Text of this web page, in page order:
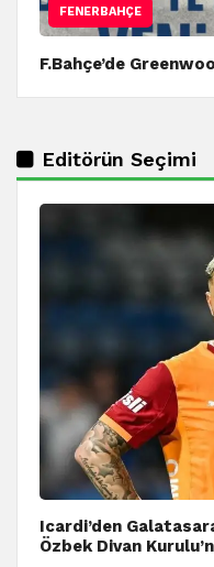
FENERBAHÇE
F.Bahçe’de
Editörün Seçimi
Icardi’den
Özbek Divan